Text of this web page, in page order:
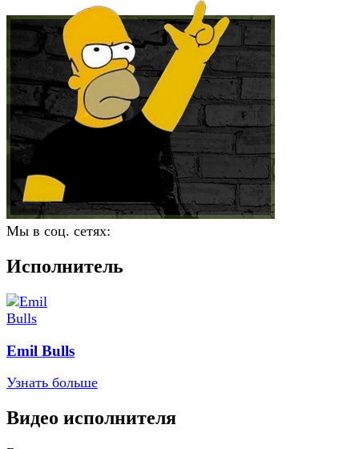
Мы в соц. сетях:
Исполнитель
Emil Bulls
Узнать больше
Видео исполнителя